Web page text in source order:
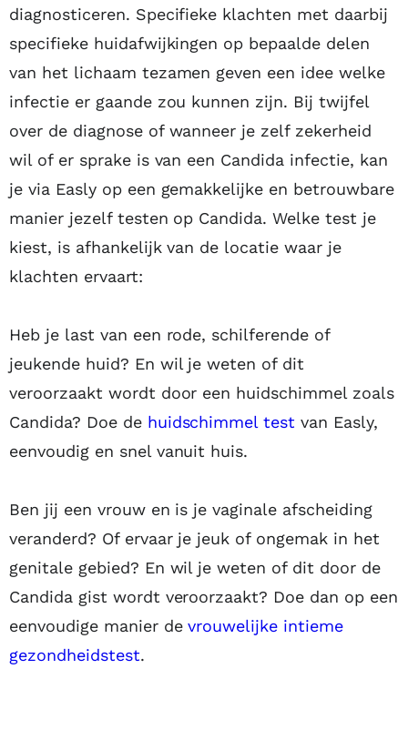
diagnosticeren. Specifieke klachten met daarbij
specifieke huidafwijkingen op bepaalde delen
van het lichaam tezamen geven een idee welke
infectie er gaande zou kunnen zijn. Bij twijfel
over de diagnose of wanneer je zelf zekerheid
wil of er sprake is van een Candida infectie, kan
je via Easly op een gemakkelijke en betrouwbare
manier jezelf testen op Candida. Welke test je
kiest, is afhankelijk van de locatie waar je
klachten ervaart:
Heb je last van een rode, schilferende of
jeukende huid? En wil je weten of dit
veroorzaakt wordt door een huidschimmel zoals
Candida? Doe de huidschimmel test van Easly,
eenvoudig en snel vanuit huis.
Ben jij een vrouw en is je vaginale afscheiding
veranderd? Of ervaar je jeuk of ongemak in het
genitale gebied? En wil je weten of dit door de
Candida gist wordt veroorzaakt? Doe dan op een
eenvoudige manier devrouwelijke intieme
gezondheidstest.